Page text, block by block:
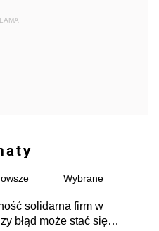
Wybrane
solidarna firm w
błąd może stać się